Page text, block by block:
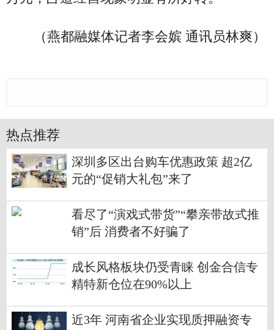
（燕都融媒体记者李会嫔 通讯员林爽）
热点推荐
深圳多区出台购车优惠政策 超2亿
元的“促销大礼包”来了
看尽了“演戏式带货”“攀亲带故式推
销”后 消费者不好骗了
成长风格板块仍受青睐 创金合信专
精特新仓位在90%以上
近3年 河南省企业实现质押融资专